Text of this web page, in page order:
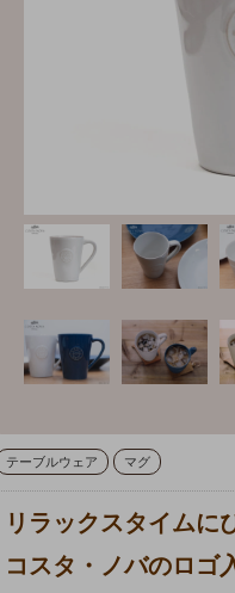
テーブルウェア マグ
リラックスタイムに
コスタ・ノバのロゴ